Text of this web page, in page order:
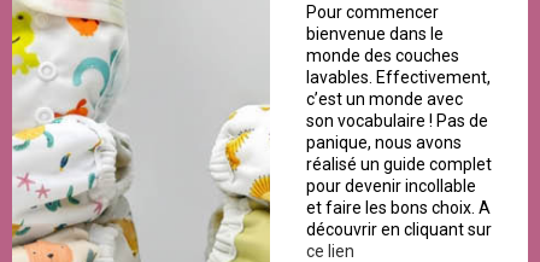
Pour commencer
bienvenue dans le
monde des couches
lavables. Effectivement,
c’est un monde avec
son vocabulaire ! Pas de
panique, nous avons
réalisé un guide complet
pour devenir incollable
et faire les bons choix. A
découvrir en cliquant sur
ce lien